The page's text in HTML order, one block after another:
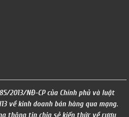
2013/NĐ-CP của Chính phủ và luật
về kinh doanh bán hàng qua mạng.
thông tin chia sẻ kiến thức về rượu